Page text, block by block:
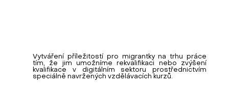
Vytváření příležitostí pro migrantky na trhu práce
tím, že jim umožníme rekvalifikaci nebo zvýšení
kvalifikace v digitálním sektoru prostřednictvím
speciálně navržených vzdělávacích kurzů.